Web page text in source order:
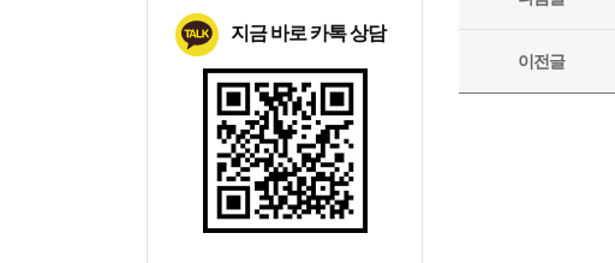
지금 바로 카톡 상담